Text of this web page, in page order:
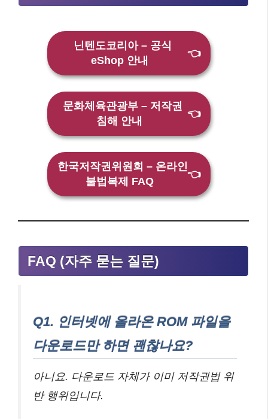
닌텐도코리아 – 공식
eShop 안내
👈
문화체육관광부 – 저작권
침해 안내
👈
한국저작권위원회 – 온라인
불법복제 FAQ
👈
FAQ (자주 묻는 질문)
Q1. 인터넷에 올라온 ROM 파일을
다운로드만 하면 괜찮나요?
아니요. 다운로드 자체가 이미 저작권법 위
반 행위입니다.